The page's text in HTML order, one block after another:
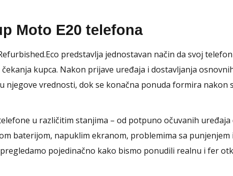
Moto E20 telefona
predstavlja jednostavan način da svoj
kupca. Nakon prijave uređaja i dostavljanja
njegove vrednosti, dok se konačna ponuda formira nakon
u različitim stanjima – od potpuno očuvanih uređaja
baterijom, napuklim ekranom, problemima sa punjenjem
pojedinačno kako bismo ponudili realnu i fer